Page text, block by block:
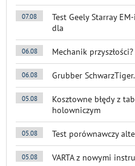
07.08
Test Geely Starray
dla
06.08 Mechanik
06.08 Grubber
05.08
Kosztowne błędy z
holowniczym
05.08 Test porównawczy
05.08 VARTA z nowymi